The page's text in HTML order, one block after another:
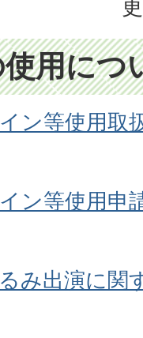
用につ
ン等使用取
ン等使用申
み出演に関